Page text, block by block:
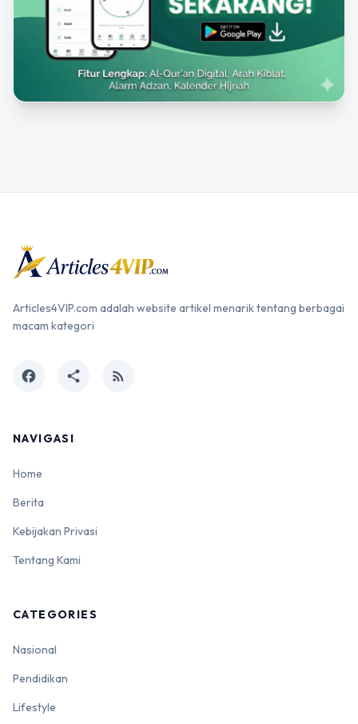
Articles4VIP.com adalah website artikel menarik tentang berbagai
macam kategori
facebook share rss_feed
NAVIGASI
Home
Berita
Kebijakan Privasi
Tentang Kami
CATEGORIES
Nasional
Pendidikan
Lifestyle